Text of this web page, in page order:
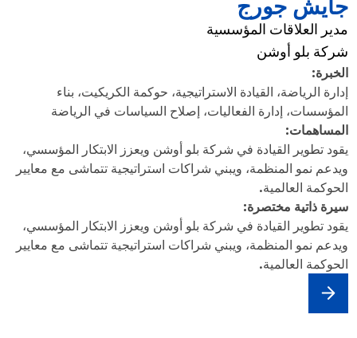
جايش جورج
مدير العلاقات المؤسسية
شركة بلو أوشن
الخبرة:
إدارة الرياضة، القيادة الاستراتيجية، حوكمة الكريكيت، بناء
المؤسسات، إدارة الفعاليات، إصلاح السياسات في الرياضة
المساهمات:
يقود تطوير القيادة في شركة بلو أوشن ويعزز الابتكار المؤسسي،
ويدعم نمو المنظمة، ويبني شراكات استراتيجية تتماشى مع معايير
الحوكمة العالمية.
سيرة ذاتية مختصرة:
يقود تطوير القيادة في شركة بلو أوشن ويعزز الابتكار المؤسسي،
ويدعم نمو المنظمة، ويبني شراكات استراتيجية تتماشى مع معايير
الحوكمة العالمية.